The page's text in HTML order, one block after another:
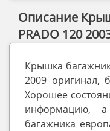
Описание
PRADO 120
Крышка
2009 оригинал,
Хорошее
информацию,
багажника